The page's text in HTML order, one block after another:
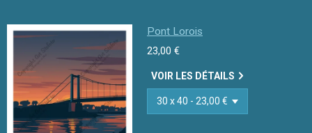
Pont Lorois
23,00 €
VOIR LES DÉTAILS